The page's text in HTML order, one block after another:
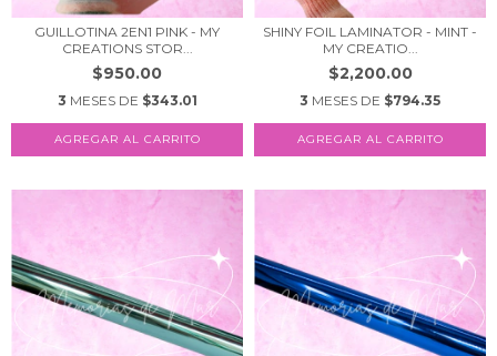
GUILLOTINA 2EN1 PINK - MY
CREATIONS STOR...
$950.00
3 MESES DE $343.01
SHINY FOIL LAMINATOR - MINT -
MY CREATIO...
$2,200.00
3 MESES DE $794.35